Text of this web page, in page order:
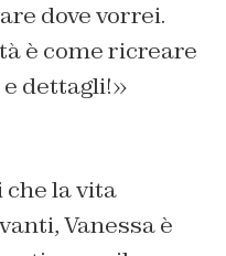
dove vorrei.
è come ricreare
dettagli!»
la vita
Vanessa è